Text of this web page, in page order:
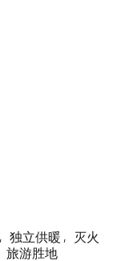
独立供暖
灭火
旅游胜地